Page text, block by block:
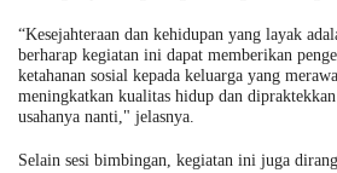
“Kesejahteraan dan kehidupan yang layak
berharap kegiatan ini dapat memberikan
ketahanan sosial kepada keluarga yang
meningkatkan kualitas hidup dan
usahanya nanti," jelasnya.
Selain sesi bimbingan, kegiatan ini juga